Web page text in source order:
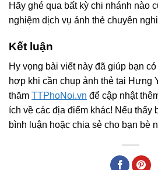
Hãy ghé qua bất kỳ chi nhánh nào
nghiệm dịch vụ ảnh thẻ chuyên
Kết luận
Hy vọng bài viết này đã giúp bạn
hợp khi cần chụp ảnh thẻ tại Hưng
thăm TTPhoNoi.vn để cập nhật
ích về các địa điểm khác! Nếu thấy
bình luận hoặc chia sẻ cho bạn bè